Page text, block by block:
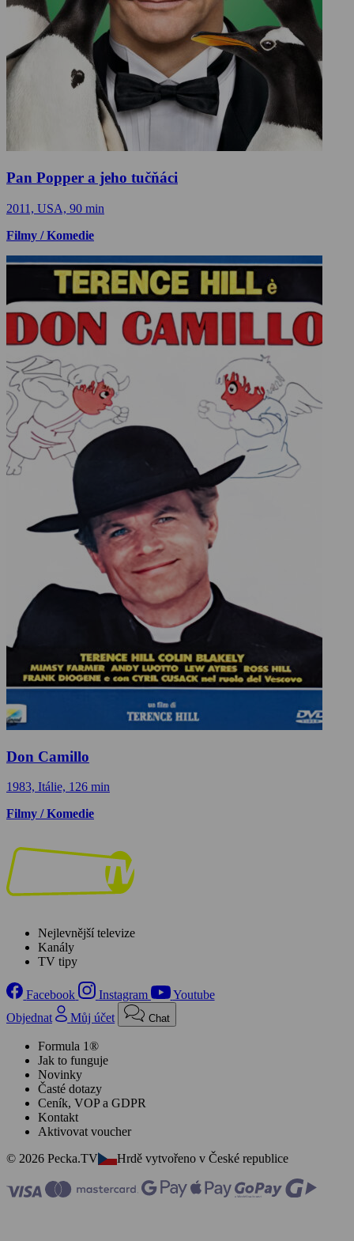
Pan Popper a jeho tučňáci
2011, USA, 90 min
Filmy / Komedie
Don Camillo
1983, Itálie, 126 min
Filmy / Komedie
Nejlevnější televize
Kanály
TV tipy
Facebook Instagram
Youtube
Objednat
Můj účet Chat
Formula 1®
Jak to funguje
Novinky
Časté dotazy
Ceník, VOP a GDPR
Kontakt
Aktivovat voucher
© 2026 Pecka.TV
Hrdě vytvořeno v České republice